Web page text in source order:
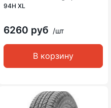
94H XL
6260 руб /шт
В корзину